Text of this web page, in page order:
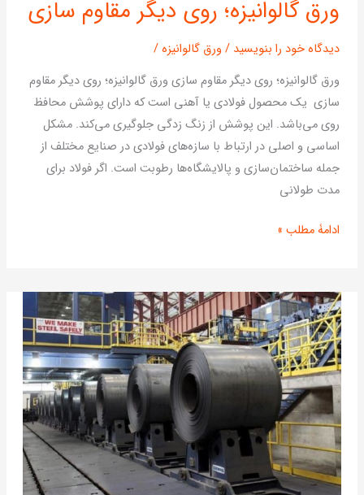
ورق گالوانیزه؛ روی دیگر مقاوم سازی
دیدگاه‌ خود را بنویسید / ورق گالوانیزه/
ورق گالوانیزه؛ روی دیگر مقاوم سازی ورق گالوانیزه؛ روی دیگر مقاوم
سازی یک محصول فولادی یا آهنی است که دارای پوشش محافظ
روی می‌باشد. این پوشش از زنگ زدگی جلوگیری می‌کند. مشکل
اساسی و اصلی در ارتباط با سازه‌های فولادی در صنایع مختلف از
جمله ساختمان‌سازی و پالایشگاه‌ها رطوبت است. اگر فولاد برای
مدت طولانی
گالوانیزه؛
دیگر
مقاوم
سازی
ادامۀ مطلب »